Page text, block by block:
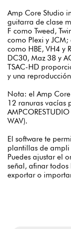
Amp Core Studio
guitarra de clase
F como Tweed,
como Plexi y
como HBE, VH4 y
DC30, Maz 38 y
TSAC-HD
y una
Nota: el Amp
12 ranuras vacías
WAV).
El software te
plantillas de
Puedes ajustar el
señal, afinar todos
exportar o